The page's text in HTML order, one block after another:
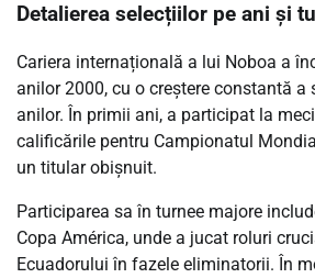
Detalierea selecțiilor pe ani și
Cariera internațională a lui Noboa a
anilor 2000, cu o creștere constantă a
anilor. În primii ani, a participat la
calificările pentru Campionatul
un titular obișnuit.
Participarea sa în turnee majore
Copa América, unde a jucat roluri
Ecuadorului în fazele eliminatorii. În